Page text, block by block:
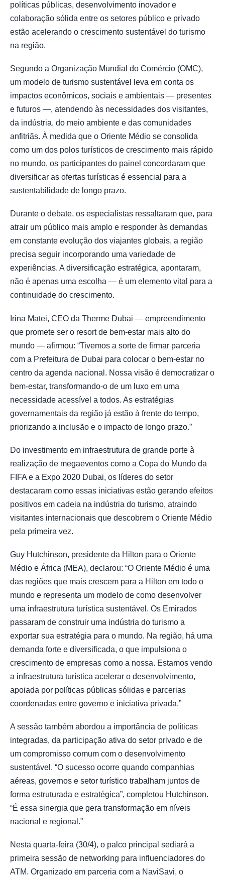
políticas públicas, desenvolvimento inovador e
colaboração sólida entre os setores público e privado
estão acelerando o crescimento sustentável do turismo
na região.
Segundo a Organização Mundial do Comércio (OMC),
um modelo de turismo sustentável leva em conta os
impactos econômicos, sociais e ambientais — presentes
e futuros —, atendendo às necessidades dos visitantes,
da indústria, do meio ambiente e das comunidades
anfitriãs. À medida que o Oriente Médio se consolida
como um dos polos turísticos de crescimento mais rápido
no mundo, os participantes do painel concordaram que
diversificar as ofertas turísticas é essencial para a
sustentabilidade de longo prazo.
Durante o debate, os especialistas ressaltaram que, para
atrair um público mais amplo e responder às demandas
em constante evolução dos viajantes globais, a região
precisa seguir incorporando uma variedade de
experiências. A diversificação estratégica, apontaram,
não é apenas uma escolha — é um elemento vital para a
continuidade do crescimento.
Irina Matei, CEO da Therme Dubai — empreendimento
que promete ser o resort de bem-estar mais alto do
mundo — afirmou: “Tivemos a sorte de firmar parceria
com a Prefeitura de Dubai para colocar o bem-estar no
centro da agenda nacional. Nossa visão é democratizar o
bem-estar, transformando-o de um luxo em uma
necessidade acessível a todos. As estratégias
governamentais da região já estão à frente do tempo,
priorizando a inclusão e o impacto de longo prazo.”
Do investimento em infraestrutura de grande porte à
realização de megaeventos como a Copa do Mundo da
FIFA e a Expo 2020 Dubai, os líderes do setor
destacaram como essas iniciativas estão gerando efeitos
positivos em cadeia na indústria do turismo, atraindo
visitantes internacionais que descobrem o Oriente Médio
pela primeira vez.
Guy Hutchinson, presidente da Hilton para o Oriente
Médio e África (MEA), declarou: “O Oriente Médio é uma
das regiões que mais crescem para a Hilton em todo o
mundo e representa um modelo de como desenvolver
uma infraestrutura turística sustentável. Os Emirados
passaram de construir uma indústria do turismo a
exportar sua estratégia para o mundo. Na região, há uma
demanda forte e diversificada, o que impulsiona o
crescimento de empresas como a nossa. Estamos vendo
a infraestrutura turística acelerar o desenvolvimento,
apoiada por políticas públicas sólidas e parcerias
coordenadas entre governo e iniciativa privada.”
A sessão também abordou a importância de políticas
integradas, da participação ativa do setor privado e de
um compromisso comum com o desenvolvimento
sustentável. “O sucesso ocorre quando companhias
aéreas, governos e setor turístico trabalham juntos de
forma estruturada e estratégica”, completou Hutchinson.
“É essa sinergia que gera transformação em níveis
nacional e regional.”
Nesta quarta-feira (30/4), o palco principal sediará a
primeira sessão de networking para influenciadores do
ATM. Organizado em parceria com a NaviSavi, o